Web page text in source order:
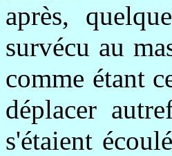
après,
survécu au
comme étant
déplacer
s'étaient